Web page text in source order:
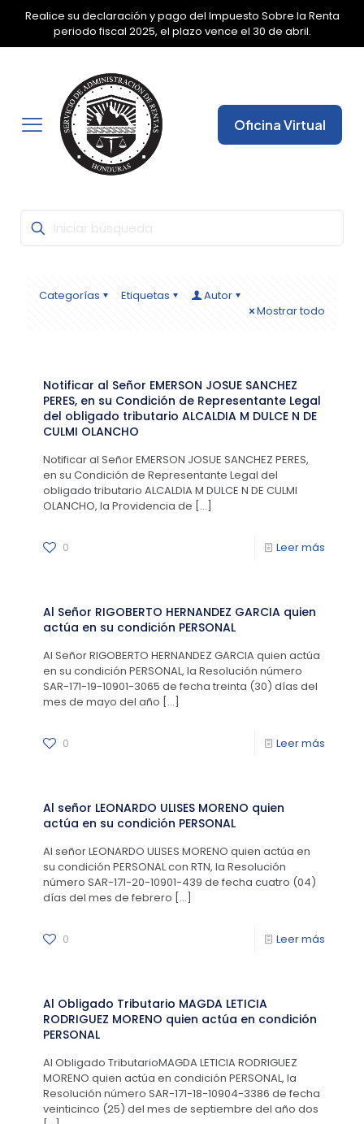
Realice su declaración y pago del Impuesto Sobre la Renta
periodo fiscal 2025, el plazo vence el 30 de abril.
✕
Oficina Virtual
Categorías Etiquetas
Autor
Mostrar todo
Notificar al Señor EMERSON JOSUE SANCHEZ
PERES, en su Condición de Representante Legal
del obligado tributario ALCALDIA M DULCE N DE
CULMI OLANCHO
Notificar al Señor EMERSON JOSUE SANCHEZ PERES,
en su Condición de Representante Legal del
obligado tributario ALCALDIA M DULCE N DE CULMI
OLANCHO, la Providencia de […]
0 Leer más
Al Señor RIGOBERTO HERNANDEZ GARCIA quien
actúa en su condición PERSONAL
Al Señor RIGOBERTO HERNANDEZ GARCIA quien actúa
en su condición PERSONAL, la Resolución número
SAR-171-19-10901-3065 de fecha treinta (30) días del
mes de mayo del año […]
0 Leer más
Al señor LEONARDO ULISES MORENO quien
actúa en su condición PERSONAL
Al señor LEONARDO ULISES MORENO quien actúa en
su condición PERSONAL con RTN, la Resolución
número SAR-171-20-10901-439 de fecha cuatro (04)
días del mes de febrero […]
0 Leer más
Al Obligado Tributario MAGDA LETICIA
RODRIGUEZ MORENO quien actúa en condición
PERSONAL
Al Obligado TributarioMAGDA LETICIA RODRIGUEZ
MORENO quien actúa en condición PERSONAL, la
Resolución número SAR-171-18-10904-3386 de fecha
veinticinco (25) del mes de septiembre del año dos